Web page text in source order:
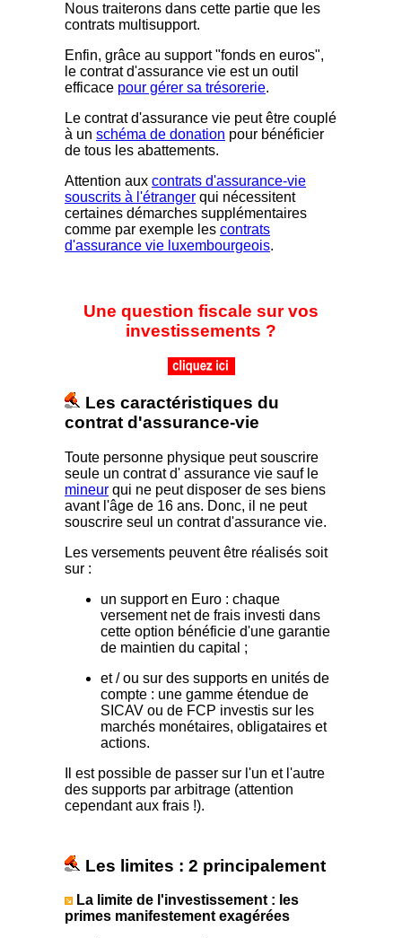
Nous traiterons dans cette partie que les
contrats multisupport.
Enfin, grâce au support "fonds en euros",
le contrat d'assurance vie est un outil
efficace pour gérer sa trésorerie.
Le contrat d'assurance vie peut être couplé
à un schéma de donation pour bénéficier
de tous les abattements.
Attention aux contrats d'assurance-vie
souscrits à l'étranger qui nécessitent
certaines démarches supplémentaires
comme par exemple les contrats
d'assurance vie luxembourgeois.
Une question fiscale sur vos
investissements ?
Les caractéristiques du
contrat d'assurance-vie
Toute personne physique peut souscrire
seule un contrat d' assurance vie sauf le
mineur qui ne peut disposer de ses biens
avant l'âge de 16 ans. Donc, il ne peut
souscrire seul un contrat d'assurance vie.
Les versements peuvent être réalisés soit
sur :
un support en Euro : chaque
versement net de frais investi dans
cette option bénéficie d'une garantie
de maintien du capital ;
et / ou sur des supports en unités de
compte : une gamme étendue de
SICAV ou de FCP investis sur les
marchés monétaires, obligataires et
actions.
Il est possible de passer sur l'un et l'autre
des supports par arbitrage (attention
cependant aux frais !).
Les limites : 2 principalement
La limite de l'investissement : les
primes manifestement exagérées